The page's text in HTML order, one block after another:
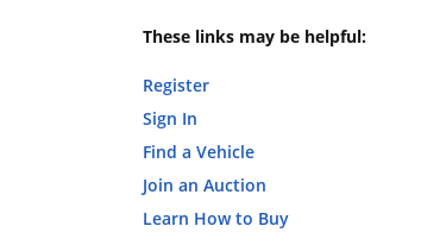
These links may be helpful:
Register
Sign In
Find a Vehicle
Join an Auction
Learn How to Buy